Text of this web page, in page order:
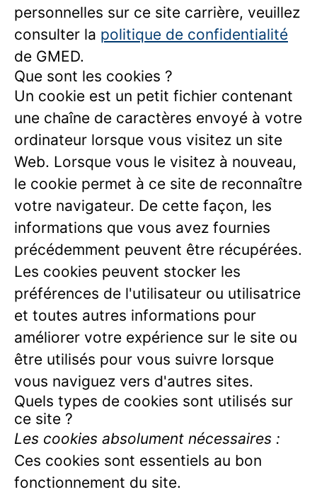
personnelles sur ce site carrière, veuillez
consulter la politique de confidentialité
de GMED.
Que sont les cookies ?
Un cookie est un petit fichier contenant
une chaîne de caractères envoyé à votre
ordinateur lorsque vous visitez un site
Web. Lorsque vous le visitez à nouveau,
le cookie permet à ce site de reconnaître
votre navigateur. De cette façon, les
informations que vous avez fournies
précédemment peuvent être récupérées.
Les cookies peuvent stocker les
préférences de l'utilisateur ou utilisatrice
et toutes autres informations pour
améliorer votre expérience sur le site ou
être utilisés pour vous suivre lorsque
vous naviguez vers d'autres sites.
Quels types de cookies sont utilisés sur
ce site ?
Les cookies absolument nécessaires :
Ces cookies sont essentiels au bon
fonctionnement du site.